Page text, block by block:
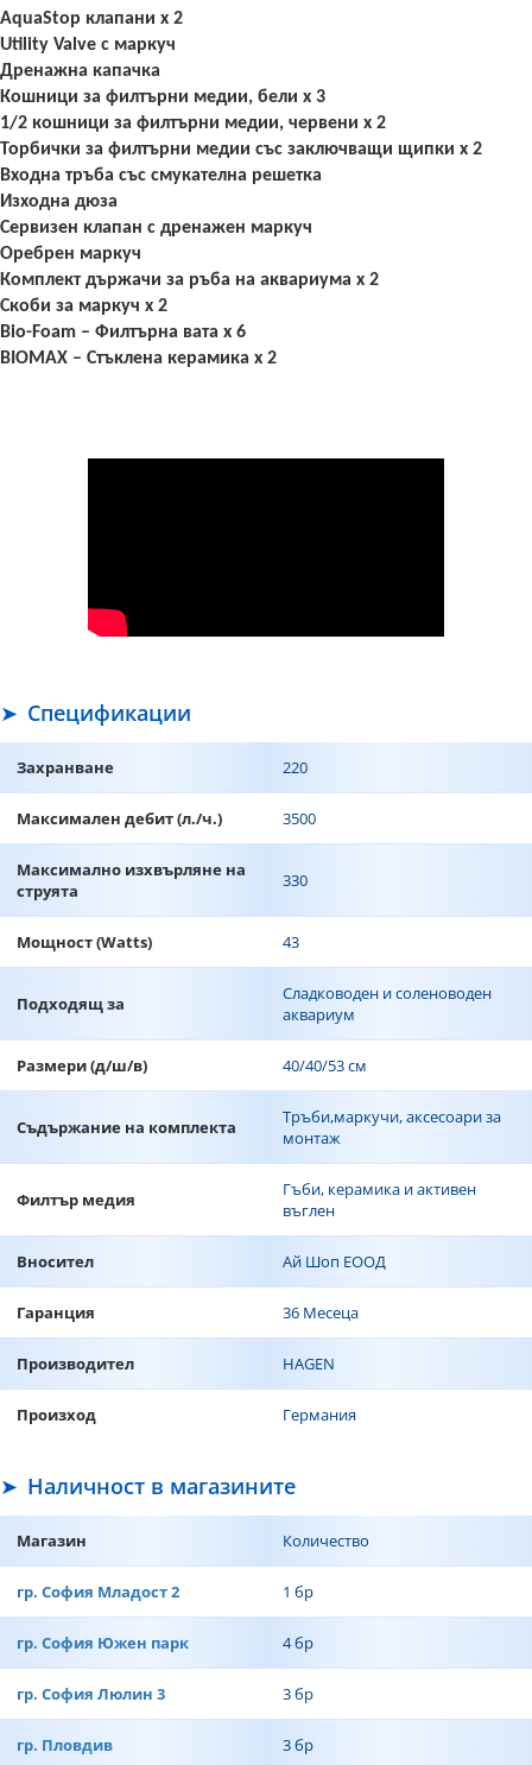
AquaStop клапани x 2
Utility Valve с маркуч
Дренажна капачка
Кошници за филтърни медии, бели x 3
1/2 кошници за филтърни медии, червени x 2
Торбички за филтърни медии със заключващи щипки x 2
Входна тръба със смукателна решетка
Изходна дюза
Сервизен клапан с дренажен маркуч
Оребрен маркуч
Комплект държачи за ръба на аквариума x 2
Скоби за маркуч x 2
Bio-Foam – Филтърна вата x 6
BIOMAX – Стъклена керамика x 2
Спецификации
Захранване 220
Максимален дебит (л./ч.) 3500
Максимално изхвърляне на
струята
330
Мощност (Watts) 43
Подходящ за
Сладководен и соленоводен
аквариум
Размери (д/ш/в) 40/40/53 см
Съдържание на комплекта
Тръби,маркучи, аксесоари за
монтаж
Филтър мeдия
Гъби, керамика и активен
въглен
Вносител Ай Шоп ЕООД
Гаранция 36 Месеца
Производител HAGEN
Произход Германия
Наличност в магазините
Магазин Количество
гр. София Младост 2 1 бр
гр. София Южен парк 4 бр
гр. София Люлин 3 3 бр
гр. Пловдив 3 бр